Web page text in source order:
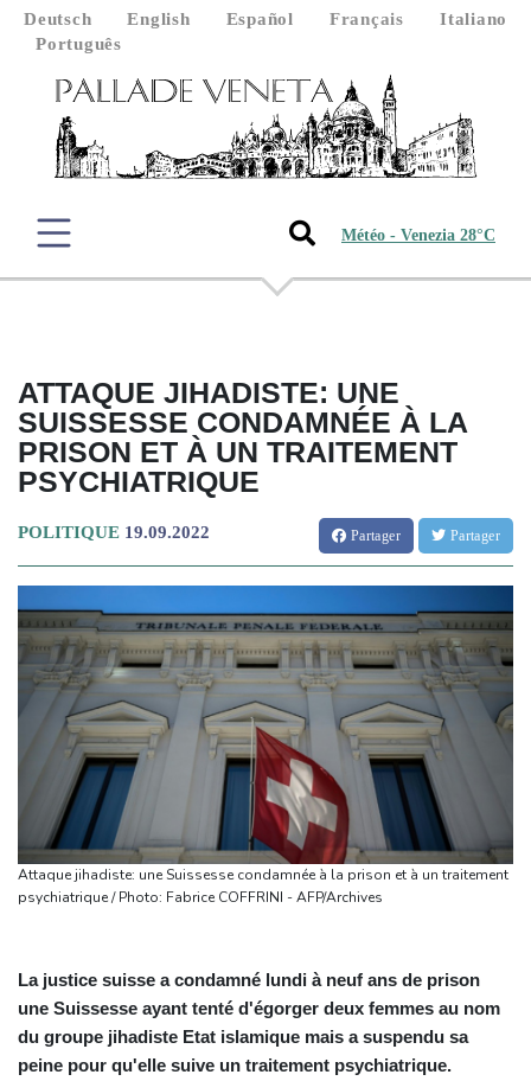
Deutsch English Español Français
Italiano
Português
Météo - Venezia 28°C
ATTAQUE JIHADISTE: UNE
SUISSESSE CONDAMNÉE À LA
PRISON ET À UN TRAITEMENT
PSYCHIATRIQUE
POLITIQUE 19.09.2022 Partager Partager
Attaque jihadiste: une Suissesse condamnée à la prison et à un traitement
psychiatrique / Photo: Fabrice COFFRINI - AFP/Archives
La justice suisse a condamné lundi à neuf ans de prison
une Suissesse ayant tenté d'égorger deux femmes au nom
du groupe jihadiste Etat islamique mais a suspendu sa
peine pour qu'elle suive un traitement psychiatrique.